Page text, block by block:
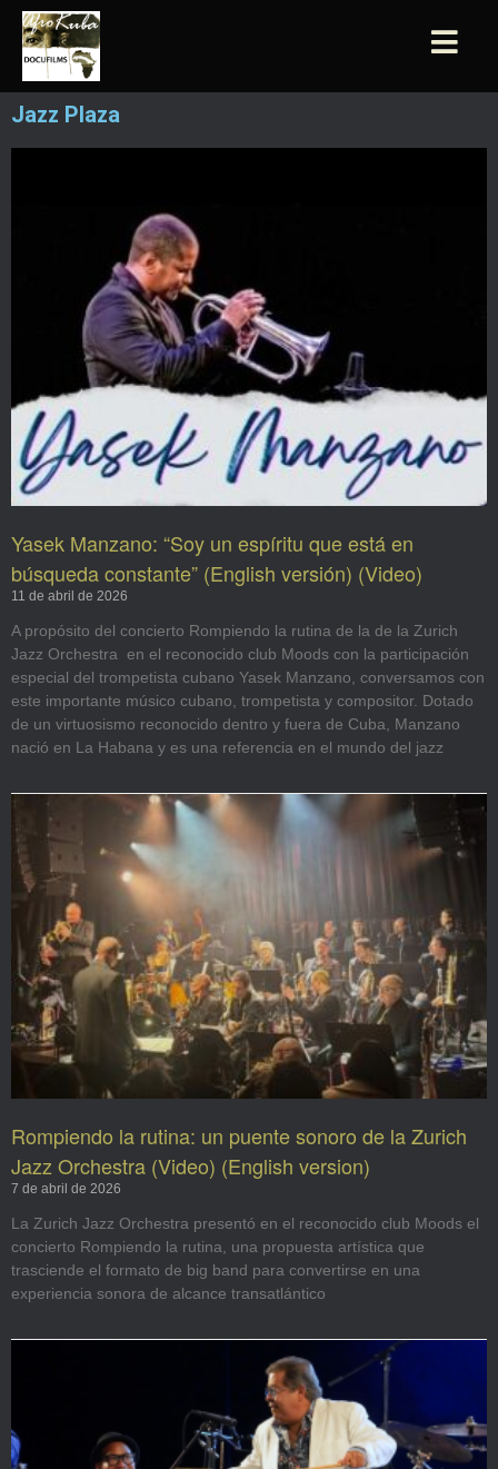
Jazz Plaza
Yasek Manzano: “Soy un espíritu que está en
búsqueda constante” (English versión) (Video)
11 de abril de 2026
A propósito del concierto Rompiendo la rutina de la de la Zurich
Jazz Orchestra en el reconocido club Moods con la participación
especial del trompetista cubano Yasek Manzano, conversamos con
este importante músico cubano, trompetista y compositor. Dotado
de un virtuosismo reconocido dentro y fuera de Cuba, Manzano
nació en La Habana y es una referencia en el mundo del jazz
Rompiendo la rutina: un puente sonoro de la Zurich
Jazz Orchestra (Video) (English version)
7 de abril de 2026
La Zurich Jazz Orchestra presentó en el reconocido club Moods el
concierto Rompiendo la rutina, una propuesta artística que
trasciende el formato de big band para convertirse en una
experiencia sonora de alcance transatlántico